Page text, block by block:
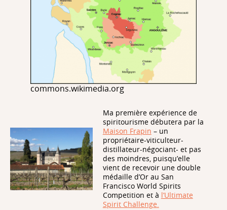
commons.wikimedia.org
Ma première expérience de
spiritourisme débutera par la
Maison Frapin – un
propriétaire-viticulteur-
distillateur-négociant- et pas
des moindres, puisqu’elle
vient de recevoir une double
médaille d’Or au San
Francisco World Spirits
Competition et à l’Ultimate
Spirit Challenge.